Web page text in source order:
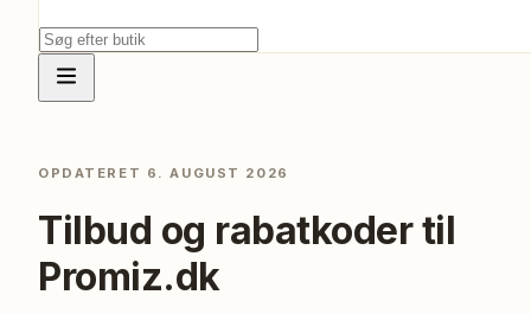
OPDATERET 6. AUGUST 2026
Tilbud og rabatkoder til
Promiz.dk